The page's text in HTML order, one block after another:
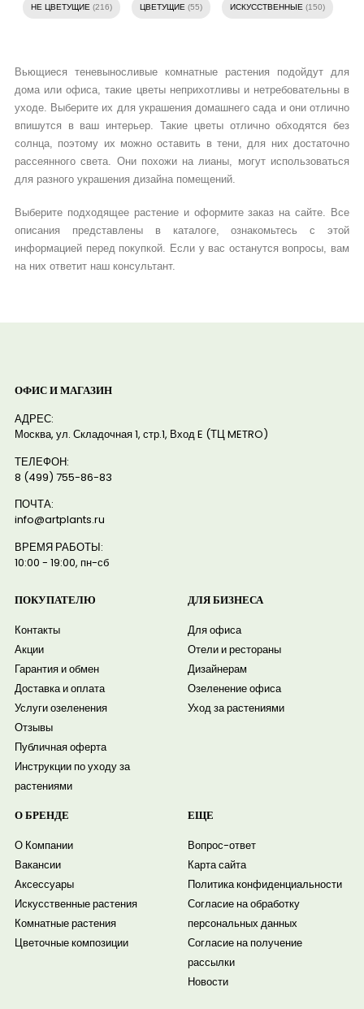
НЕ ЦВЕТУЩИЕ(216) ЦВЕТУЩИЕ(55) ИСКУССТВЕННЫЕ(150)
Вьющиеся теневыносливые комнатные растения подойдут для
дома или офиса, такие цветы неприхотливы и нетребовательны в
уходе. Выберите их для украшения домашнего сада и они отлично
впишутся в ваш интерьер. Такие цветы отлично обходятся без
солнца, поэтому их можно оставить в тени, для них достаточно
рассеянного света. Они похожи на лианы, могут использоваться
для разного украшения дизайна помещений.
Выберите подходящее растение и оформите заказ на сайте. Все
описания представлены в каталоге, ознакомьтесь с этой
информацией перед покупкой. Если у вас останутся вопросы, вам
на них ответит наш консультант.
ОФИС И МАГАЗИН
АДРЕС:
Москва, ул. Складочная 1, стр.1, Вход E (ТЦ METRO)
ТЕЛЕФОН:
8 (499) 755-86-83
ПОЧТА:
info@artplants.ru
ВРЕМЯ РАБОТЫ:
10:00 - 19:00, пн-сб
ПОКУПАТЕЛЮ
Контакты
Акции
Гарантия и обмен
Доставка и оплата
Услуги озеленения
Отзывы
Публичная оферта
Инструкции по уходу за
растениями
ДЛЯ БИЗНЕСА
Для офиса
Отели и рестораны
Дизайнерам
Озеленение офиса
Уход за растениями
О БРЕНДЕ
О Компании
Вакансии
Аксессуары
Искусственные растения
Комнатные растения
Цветочные композиции
ЕЩЕ
Вопрос-ответ
Карта сайта
Политика конфиденциальности
Согласие на обработку
персональных данных
Согласие на получение
рассылки
Новости